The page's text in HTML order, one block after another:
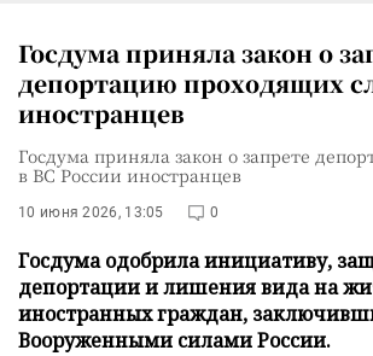
Госдума приняла закон о
депортацию проходящих
иностранцев
Госдума приняла закон о запрете
в ВС России иностранцев
10 июня 2026, 13:05 0
Госдума одобрила инициативу,
депортации и лишения вида на
иностранных граждан,
Вооруженными силами России.